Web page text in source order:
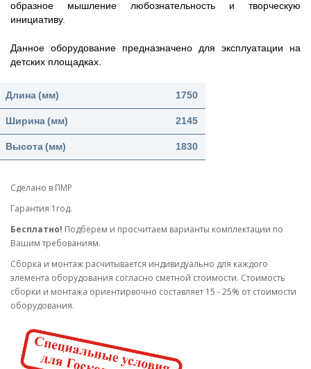
образное мышление любознательность и творческую
инициативу.
Данное оборудование предназначено для эксплуатации на
детских площадках.
Длина (мм) 1750
Ширина (мм) 2145
Высота (мм) 1830
Сделано в ПМР
Гарантия 1год.
Бесплатно! Подберем и просчитаем варианты комплектации по
Вашим требованиям.
Cборка и монтаж расчитывается индивидуально для каждого
элемента оборудования согласно сметной стоимости. Стоимость
сборки и монтажа ориентирвочно составляет 15 - 25% от стоимости
оборудования.